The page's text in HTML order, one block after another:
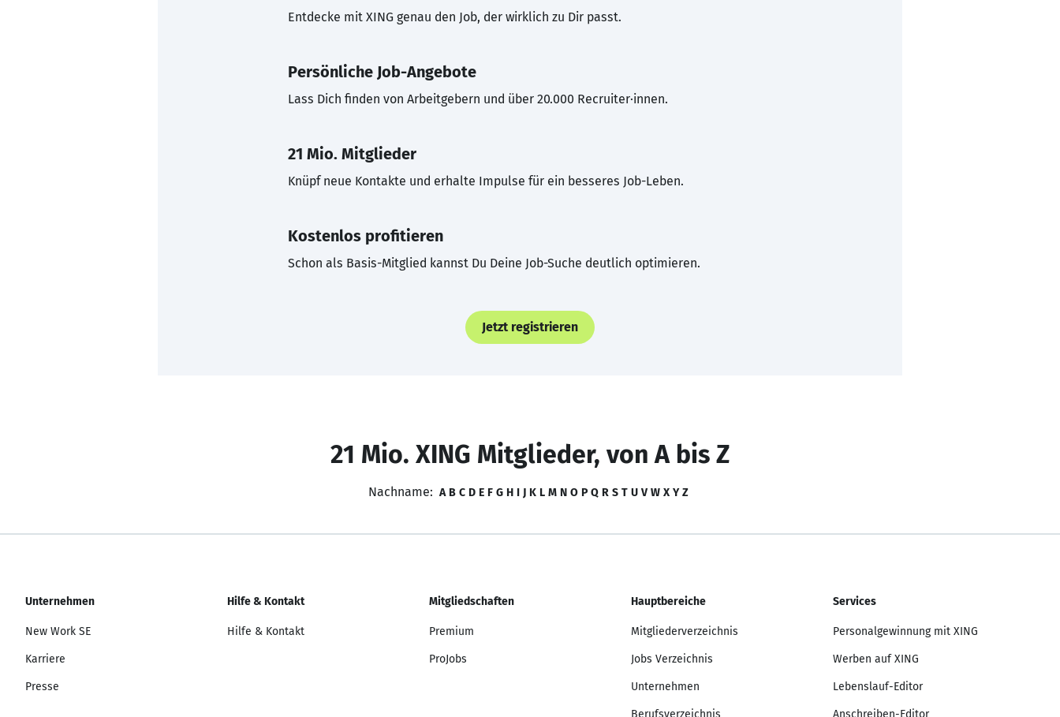
Entdecke mit XING genau den Job, der wirklich zu Dir passt.
Persönliche Job-Angebote
Lass Dich finden von Arbeitgebern und über 20.000 Recruiter·innen.
21 Mio. Mitglieder
Knüpf neue Kontakte und erhalte Impulse für ein besseres Job-Leben.
Kostenlos profitieren
Schon als Basis-Mitglied kannst Du Deine Job-Suche deutlich optimieren.
Jetzt registrieren
21 Mio. XING Mitglieder, von A bis Z
Nachname: A B C D E F G H I J K L M N O P Q R S T U V W X Y Z
Unternehmen
New Work SE
Karriere
Presse
Hilfe & Kontakt
Hilfe & Kontakt
Mitgliedschaften
Premium
ProJobs
Hauptbereiche
Mitgliederverzeichnis
Jobs Verzeichnis
Unternehmen
Berufsverzeichnis
Services
Personalgewinnung mit XING
Werben auf XING
Lebenslauf-Editor
Anschreiben-Editor